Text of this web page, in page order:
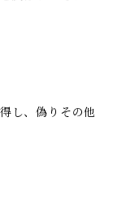
し、偽りその他